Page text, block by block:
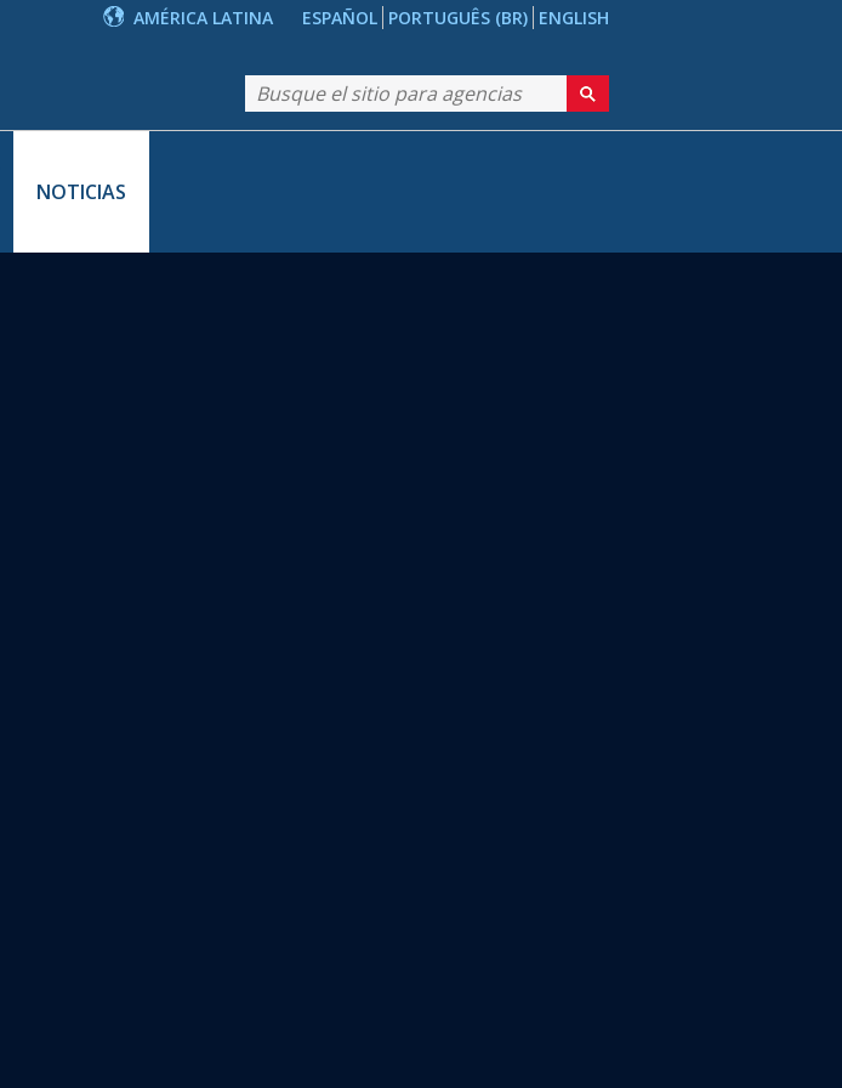
ENGLISH
PORTUGUÊS (BR)
ESPAÑOL
AMÉRICA LATINA
NOTICIAS